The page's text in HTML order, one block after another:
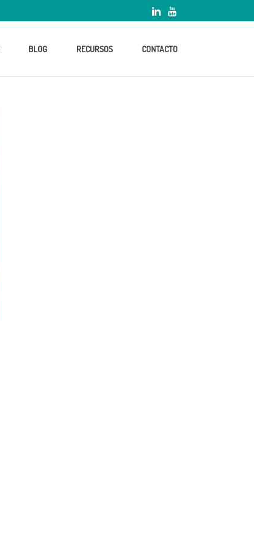
BLOG RECURSOS CONTACTO